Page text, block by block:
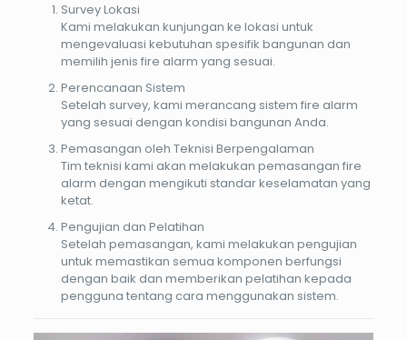
Survey Lokasi
Kami melakukan kunjungan ke lokasi untuk
mengevaluasi kebutuhan spesifik bangunan dan
memilih jenis fire alarm yang sesuai.
Perencanaan Sistem
Setelah survey, kami merancang sistem fire alarm
yang sesuai dengan kondisi bangunan Anda.
Pemasangan oleh Teknisi Berpengalaman
Tim teknisi kami akan melakukan pemasangan fire
alarm dengan mengikuti standar keselamatan yang
ketat.
Pengujian dan Pelatihan
Setelah pemasangan, kami melakukan pengujian
untuk memastikan semua komponen berfungsi
dengan baik dan memberikan pelatihan kepada
pengguna tentang cara menggunakan sistem.